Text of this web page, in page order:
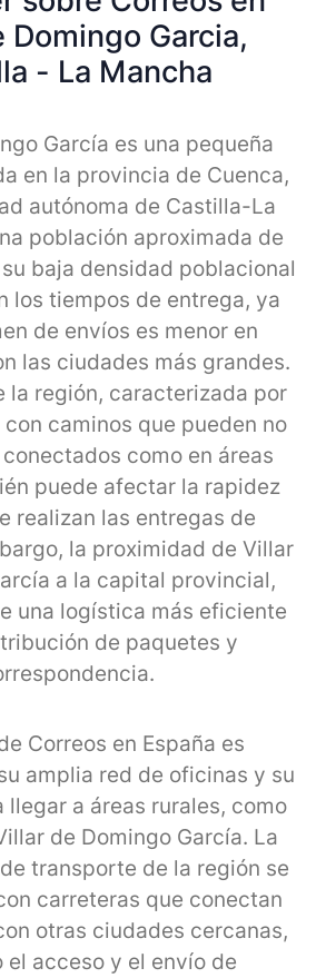
Domingo Garcia,
- La Mancha
García es una pequeña
en la provincia de Cuenca,
autónoma de Castilla-La
población aproximada de
baja densidad poblacional
los tiempos de entrega, ya
de envíos es menor en
las ciudades más grandes.
la región, caracterizada por
caminos que pueden no
como en áreas
puede afectar la rapidez
realizan las entregas de
la proximidad de Villar
a la capital provincial,
una logística más eficiente
de paquetes y
Correos en España es
amplia red de oficinas y su
a áreas rurales, como
de Domingo García. La
transporte de la región se
carreteras que conectan
otras ciudades cercanas,
acceso y el envío de